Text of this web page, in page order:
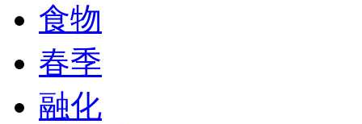
食物
春季
融化